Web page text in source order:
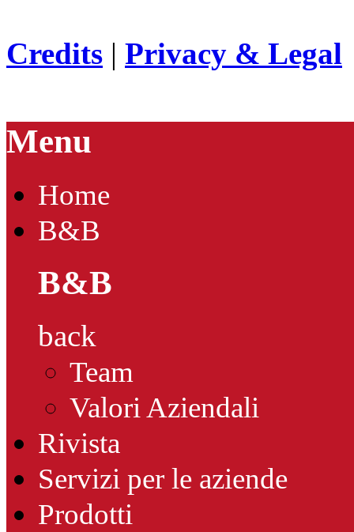
Credits | Privacy & Legal
Menu
Home
B&B
B&B
back
Team
Valori Aziendali
Rivista
Servizi per le aziende
Prodotti